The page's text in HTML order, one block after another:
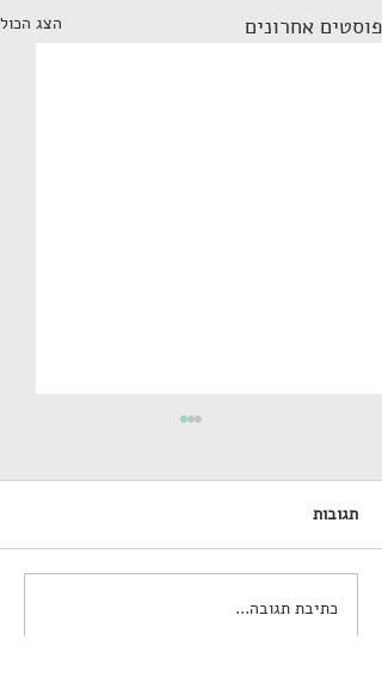
פוסטים אחרונים הצג הכול
מתמטיקה? מי צריך את זה
תגובות
כתיבת תגובה...